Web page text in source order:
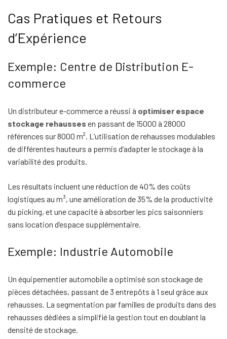
Cas Pratiques et Retours
d’Expérience
Exemple: Centre de Distribution E-
commerce
Un distributeur e-commerce a réussi à optimiser espace
stockage rehausses en passant de 15000 à 28000
références sur 8000 m². L’utilisation de rehausses modulables
de différentes hauteurs a permis d’adapter le stockage à la
variabilité des produits.
Les résultats incluent une réduction de 40% des coûts
logistiques au m³, une amélioration de 35% de la productivité
du picking, et une capacité à absorber les pics saisonniers
sans location d’espace supplémentaire.
Exemple: Industrie Automobile
Un équipementier automobile a optimisé son stockage de
pièces détachées, passant de 3 entrepôts à 1 seul grâce aux
rehausses. La segmentation par familles de produits dans des
rehausses dédiées a simplifié la gestion tout en doublant la
densité de stockage.